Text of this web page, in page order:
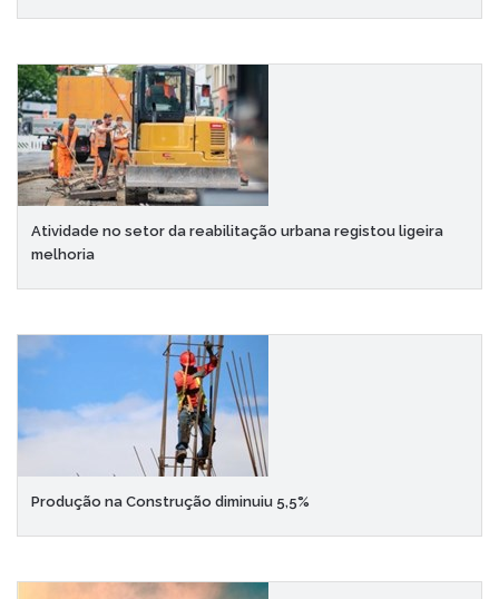
Atividade no setor da reabilitação urbana registou ligeira
melhoria
Produção na Construção diminuiu 5,5%